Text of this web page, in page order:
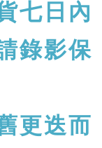
七日內
錄影保
更迭而